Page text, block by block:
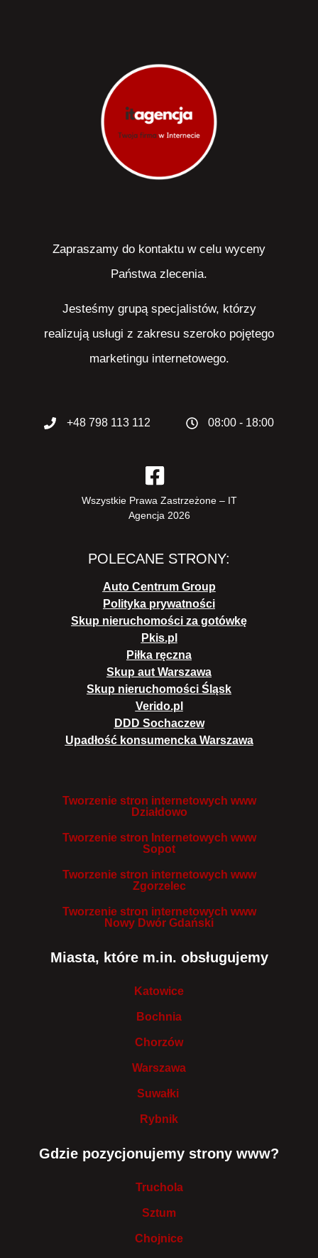
Zapraszamy do kontaktu w celu wyceny
Państwa zlecenia.
Jesteśmy grupą specjalistów, którzy
realizują usługi z zakresu szeroko pojętego
marketingu internetowego.
+48 798 113 112 08:00 - 18:00
Wszystkie Prawa Zastrzeżone – IT
Agencja 2026
POLECANE STRONY:
Auto Centrum Group
Polityka prywatności
Skup nieruchomości za gotówkę
Pkis.pl
Piłka ręczna
Skup aut Warszawa
Skup nieruchomości Śląsk
Verido.pl
DDD Sochaczew
Upadłość konsumencka Warszawa
Tworzenie stron internetowych www
Działdowo
Tworzenie stron Internetowych www
Sopot
Tworzenie stron internetowych www
Zgorzelec
Tworzenie stron internetowych www
Nowy Dwór Gdański
Miasta, które m.in. obsługujemy
Katowice
Bochnia
Chorzów
Warszawa
Suwałki
Rybnik
Gdzie pozycjonujemy strony www?
Truchola
Sztum
Chojnice